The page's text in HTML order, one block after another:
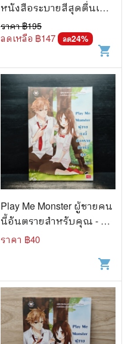
หนังสือระบายสีสุดตื่นเต้น
และท้าทาย
ราคา ฿195
ลดเหลือ ฿147 ลด24%
shopping_cart
Play Me Monster ผู้ชายคน
นี้อันตรายสำหรับคุณ - ลูก
ชุบ
ราคา ฿40
shopping_cart